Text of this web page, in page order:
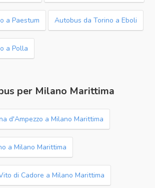
a Paestum Autobus da Torino a Eboli
a Polla
per Milano Marittima
d'Ampezzo a Milano Marittima
a Milano Marittima
di Cadore a Milano Marittima